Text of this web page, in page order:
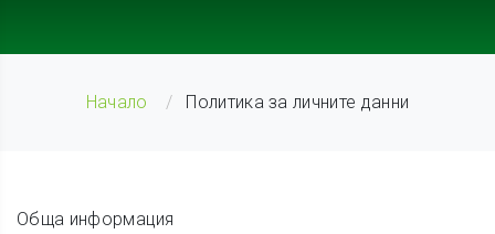
Начало Политика за личните данни
Обща информация